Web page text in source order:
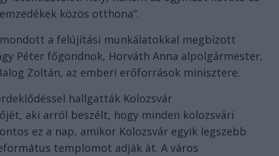
közös otthona”.
a felújítási munkálatokkal megbízott
Péter főgondnok, Horváth Anna alpolgármester,
Zoltán, az emberi erőforrások minisztere.
hallgatták Kolozsvár
aki arról beszélt, hogy minden kolozsvári
ez a nap, amikor Kolozsvár egyik legszebb
templomot adják át. A város